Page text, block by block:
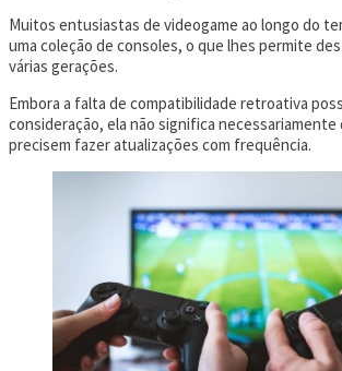
Muitos entusiastas de videogame ao longo do
uma coleção de consoles, o que lhes permite
várias gerações.
Embora a falta de compatibilidade retroativa
consideração, ela não significa necessariamente
precisem fazer atualizações com frequência.